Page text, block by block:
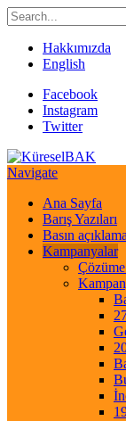
Hakkımızda
English
Facebook
Instagram
Twitter
Navigate
Ana Sayfa
Barış Yazıları
Basın
Kampanyalar